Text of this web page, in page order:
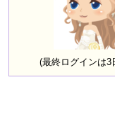
(最終ログインは3